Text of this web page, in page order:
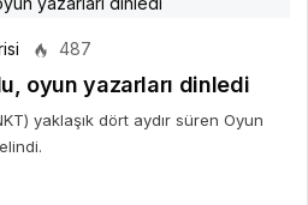
487
oyun yazarları dinledi
yaklaşık dört aydır süren Oyun